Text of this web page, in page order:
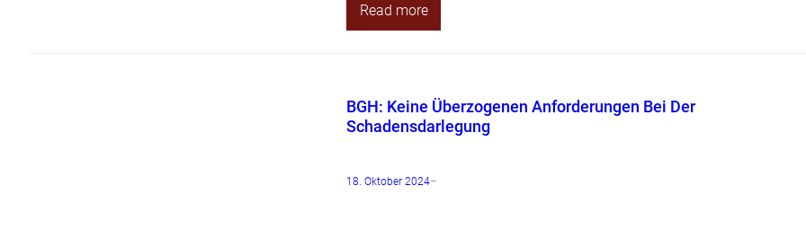
Read more
BGH: Keine Überzogenen Anforderungen Bei Der
Schadensdarlegung
18. Oktober 2024–